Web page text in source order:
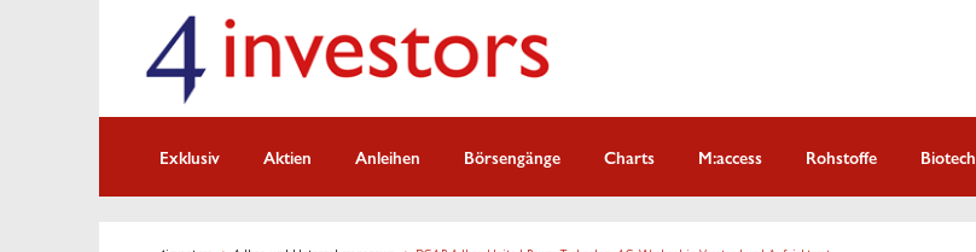
Exklusiv Aktien Anleihen Börsengänge Charts M:access Rohstoffe Biotech